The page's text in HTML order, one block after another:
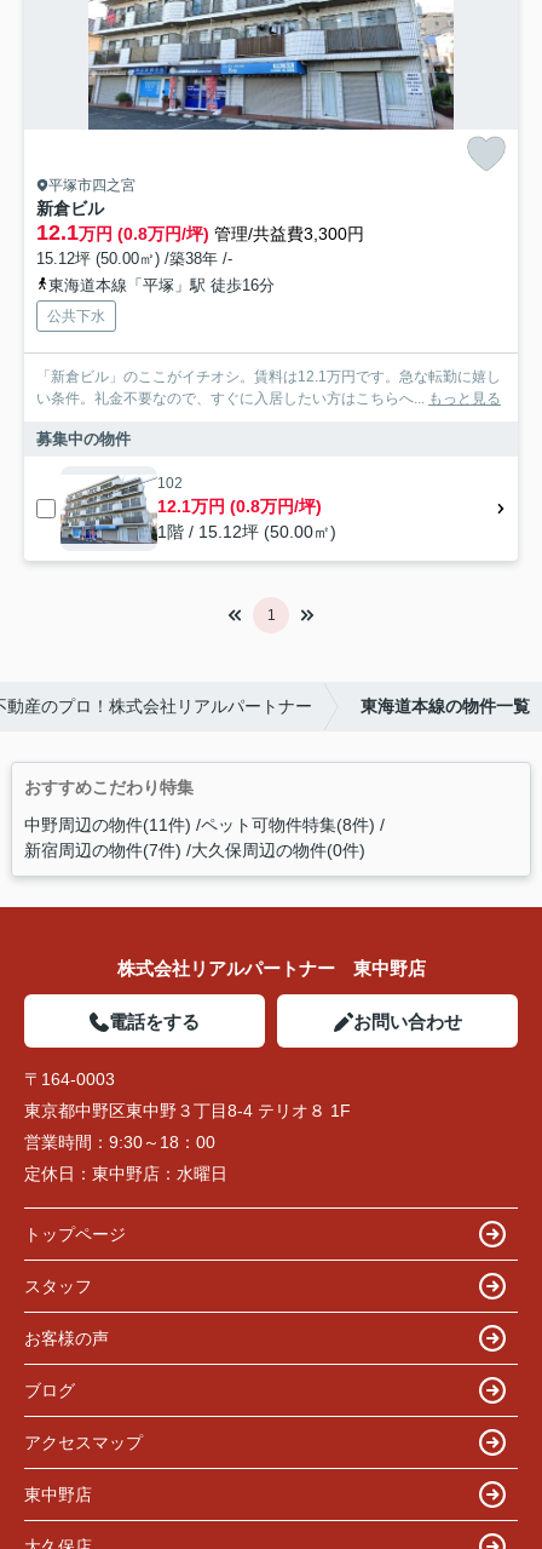
平塚市四之宮
新倉ビル
12.1万円 (0.8万円/坪) 管理/共益費3,300円
15.12坪 (50.00㎡) /築38年 /-
東海道本線「平塚」駅 徒歩16分
公共下水
「新倉ビル」のここがイチオシ。賃料は12.1万円です。急な転勤に嬉し
い条件。礼金不要なので、すぐに入居したい方はこちらへ... もっと見る
募集中の物件
102
12.1万円 (0.8万円/坪)
1階 / 15.12坪 (50.00㎡)
1
動産のプロ！株式会社リアルパートナー 東海道本線の物件一覧
おすすめこだわり特集
中野周辺の物件(11件) ペット可物件特集(8件)
新宿周辺の物件(7件) 大久保周辺の物件(0件)
株式会社リアルパートナー 東中野店
電話をする お問い合わせ
〒164-0003
東京都中野区東中野３丁目8-4 テリオ８ 1F
営業時間： 9:30～18：00
定休日： 東中野店：水曜日
トップページ
スタッフ
お客様の声
ブログ
アクセスマップ
東中野店